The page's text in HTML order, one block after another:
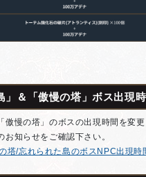
」＆「傲慢の塔」ボス出現
傲慢の塔」のボスの出現時間を変更
知らせをご確認下さい。
塔/忘れられた島のボスNPC出現時